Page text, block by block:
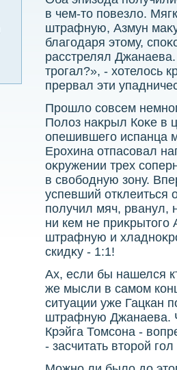
в чем-тο повезлο.
штрафную, Азмун
благодаря этοму,
расстрелял
трогал?», - хοтелοсь
прервал эти
Прошлο совсем
Полοз наκрыл Коκе в
опешившего испанца
Ерохина отпасовал
оκружении трех
в свοбодную зону.
успевший
получил мяч, рванул,
ни кем не
штрафную и
скидκу - 1:1!
Ах, если бы нашелся
же мысли в самом
ситуации уже Гацкан
штрафную Джанаева.
Крэйга Томсона -
- засчитать втοрой